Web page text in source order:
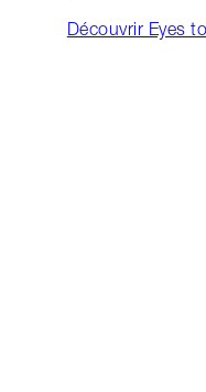
Découvrir Eyes